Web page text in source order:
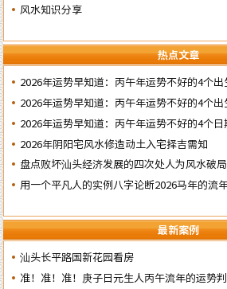
风水知识分享
热点文章
2026年运势早知道：丙午年运势不好的4个
日
2026年运势早知道：丙午年运势不好的4个
日
2026年运势早知道：丙午年运势不好的4个
子’ 日
2026年阴阳宅风水修造动土入宅择吉需知
盘点败坏汕头经济发展的四次处人为风水破局
用一个平凡人的实例八字论断2026马年的流
最新案例
汕头长平路国新花园看房
准！准！准！庚子日元生人丙午流年的运势判